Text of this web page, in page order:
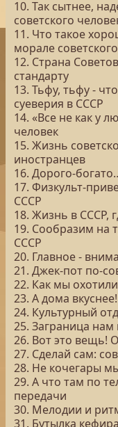
10. Так сытнее,
советского
11. Что такое
морале
12. Страна
стандарту
13. Тьфу, тьфу -
суеверия в СССР
14. «Все не как у
человек
15. Жизнь
иностранцев
16. Дорого-
17. Физкульт-
СССР
18. Жизнь в СССР,
19. Сообразим на
СССР
20. Главное -
21. Джек-пот по-
22. Как мы
23. А дома
24. Культурный
25. Заграница
26. Вот это вещь!
27. Сделай сам:
28. Не кочегары
29. А что там по
передачи
30. Мелодии и
31. Бутылка